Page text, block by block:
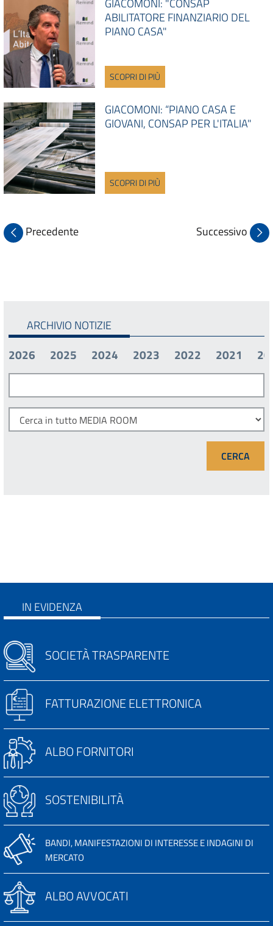
ABILITATORE FINANZIARIO DEL
PIANO CASA"
SCOPRI DI PIÙ
GIACOMONI: “PIANO CASA E
GIOVANI, CONSAP PER L'ITALIA"
SCOPRI DI PIÙ
Precedente Successivo
ARCHIVIO NOTIZIE
2026
2025 2024 2023 2022 2021
IN EVIDENZA
SOCIETÀ TRASPARENTE
FATTURAZIONE ELETTRONICA
ALBO FORNITORI
SOSTENIBILITÀ
BANDI, MANIFESTAZIONI DI INTERESSE E INDAGINI DI
MERCATO
ALBO AVVOCATI